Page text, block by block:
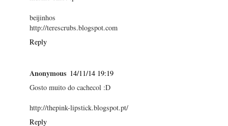
beijinhos
http://terescrubs.blogspot.com
Reply
Anonymous 14/11/14 19:19
Gosto muito do cachecol :D
http://thepink-lipstick.blogspot.pt/
Reply